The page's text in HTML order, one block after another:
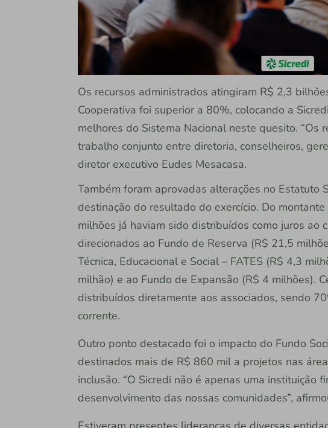
Os recursos administrados atingiram R$ 2,3
Cooperativa foi superior a 80%, colocando a
melhores do Sistema Nacional neste quesito.
trabalho conjunto entre diretoria, conselheiros,
diretor executivo Eudes Mesacasa.
Também foram aprovadas alterações no Estatuto
destinação do resultado do exercício. Do
milhões já haviam sido distribuídos como juros ao
direcionados ao Fundo de Reserva (R$ 21,5
Técnica, Educacional e Social – FATES (R$ 4,3
milhão) e ao Fundo de Expansão (R$ 4 milhões).
distribuídos diretamente aos associados, sendo
corrente.
Outro ponto destacado foi o impacto do Fundo
destinados mais de R$ 860 mil a projetos nas
inclusão. “O Sicredi não é apenas uma instituição
desenvolvimento das nossas comunidades”,